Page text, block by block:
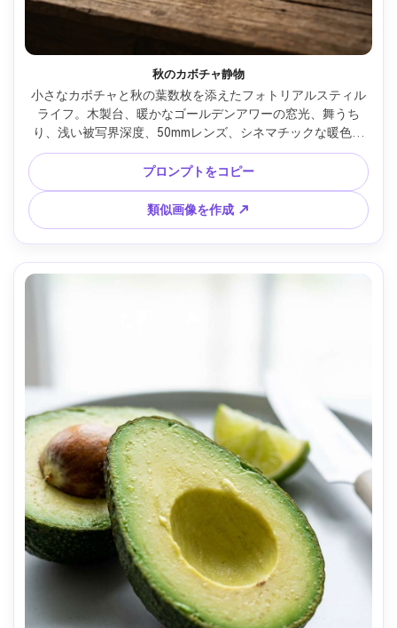
秋のカボチャ静物
小さなカボチャと秋の葉数枚を添えたフォトリアルスティル
ライフ。木製台、暖かなゴールデンアワーの窓光、舞うち
り、浅い被写界深度、50mmレンズ、シネマチックな暖色、
美しい季節感 --ar 4:5
プロンプトをコピー
類似画像を作成 ↗